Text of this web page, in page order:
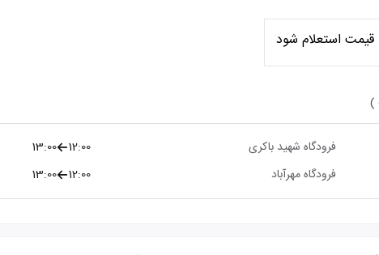
قیمت استعلام شود
)
فرودگاه شهید باکری 12:00
13:00
فرودگاه مهرآباد 12:00
13:00